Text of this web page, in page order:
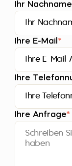
Ihr Nachname
Ihre E-Mail*
Ihre
Ihre Anfrage*